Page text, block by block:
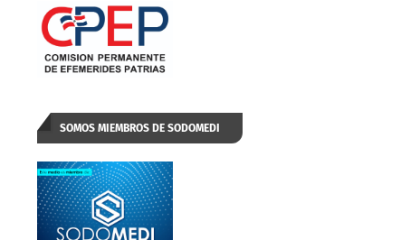
SOMOS MIEMBROS DE SODOMEDI